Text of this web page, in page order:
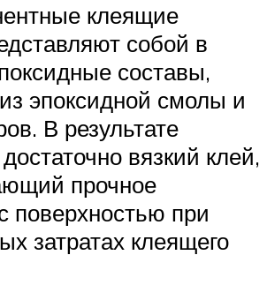
клеящие
собой в
составы,
эпоксидной смолы и
В результате
вязкий клей,
прочное
поверхностью при
затратах клеящего